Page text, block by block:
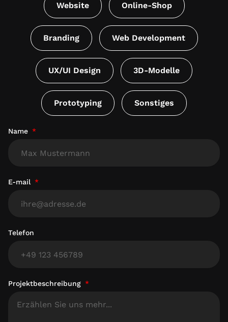
Website Online-Shop
Branding Web Development
UX/UI Design 3D-Modelle
Prototyping Sonstiges
Name
E-mail
Telefon
Projektbeschreibung